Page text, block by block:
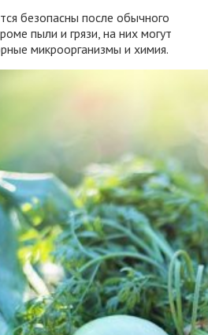
безопасны после обычного
пыли и грязи, на них могут
микроорганизмы и химия.